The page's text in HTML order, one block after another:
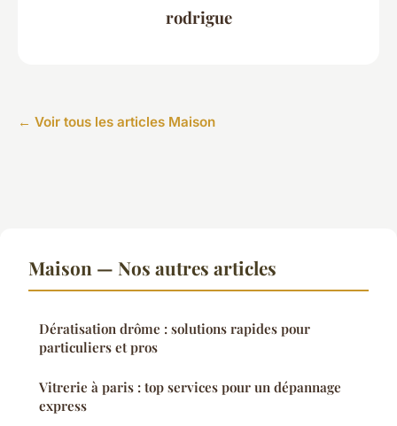
rodrigue
← Voir tous les articles Maison
Maison — Nos autres articles
Dératisation drôme : solutions rapides pour
particuliers et pros
Vitrerie à paris : top services pour un dépannage
express